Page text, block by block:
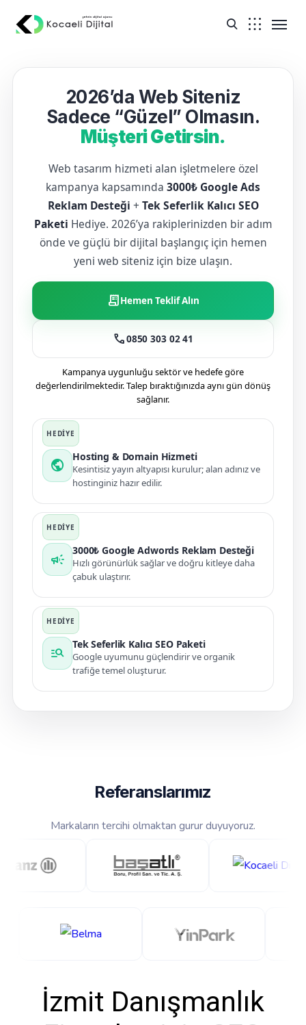
2026’da Web Siteniz
Sadece “Güzel” Olmasın.
Müşteri Getirsin.
Web tasarım hizmeti alan işletmelere özel
kampanya kapsamında 3000₺ Google Ads
Reklam Desteği + Tek Seferlik Kalıcı SEO
Paketi Hediye. 2026’ya rakiplerinizden bir adım
önde ve güçlü bir dijital başlangıç için hemen
yeni web siteniz için bize ulaşın.
receipt_longHemen Teklif Alın
call0850 303 02 41
Kampanya uygunluğu sektör ve hedefe göre
değerlendirilmektedir. Talep bıraktığınızda aynı gün dönüş
sağlanır.
public
Hosting & Domain Hizmeti
Kesintisiz yayın altyapısı kurulur; alan adınız ve
hostinginiz hazır edilir.
campaign
3000₺ Google Adwords Reklam Desteği
Hızlı görünürlük sağlar ve doğru kitleye daha
çabuk ulaştırır.
manage_search
Tek Seferlik Kalıcı SEO Paketi
Google uyumunu güçlendirir ve organik
trafiğe temel oluşturur.
Referanslarımız
Markaların tercihi olmaktan gurur duyuyoruz.
İzmit Danışmanlık